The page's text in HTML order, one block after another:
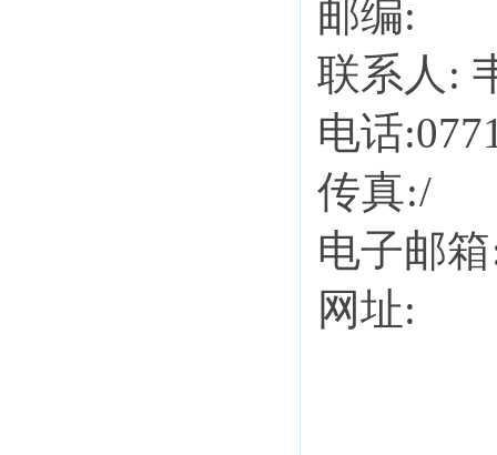
邮编:
联系 人 :
电话
传真:/
电子邮箱
网址: